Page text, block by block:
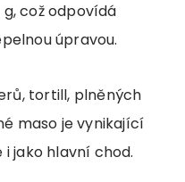
což odpovídá
úpravou.
tortill, plněných
maso je vynikající
jako hlavní chod.